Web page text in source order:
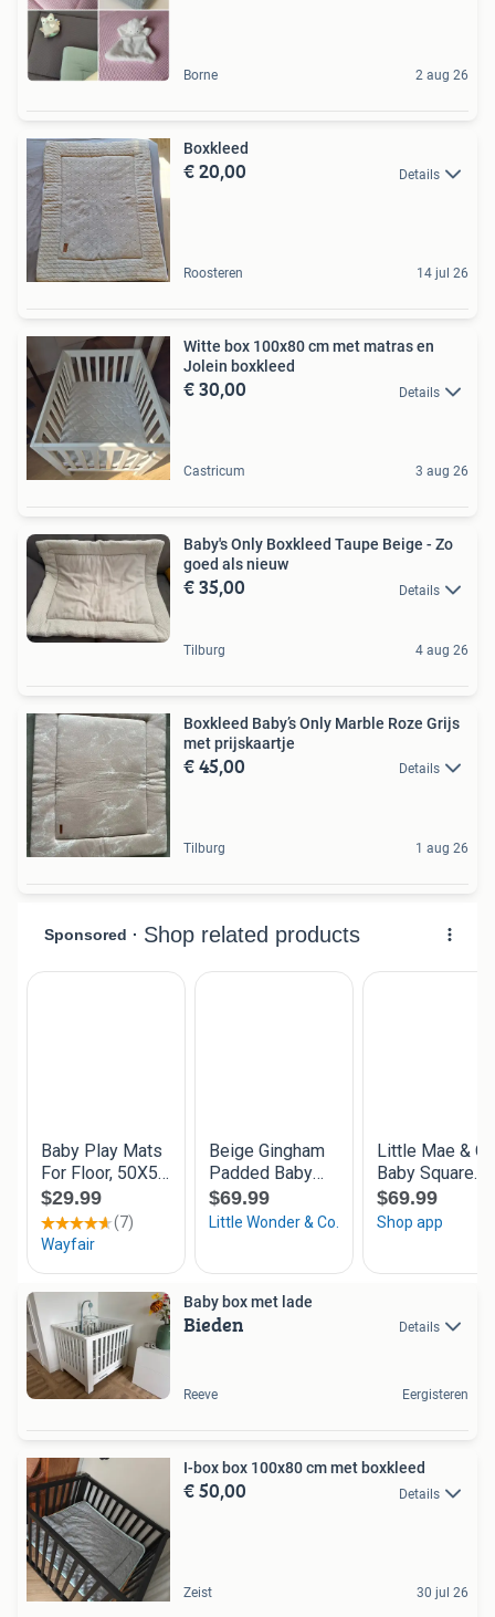
Borne 2 aug 26
Boxkleed
€ 20,00 Details
Roosteren 14 jul 26
Witte box 100x80 cm met matras en
Jolein boxkleed
€ 30,00 Details
Castricum 3 aug 26
Baby's Only Boxkleed Taupe Beige - Zo
goed als nieuw
€ 35,00 Details
Tilburg 4 aug 26
Boxkleed Baby’s Only Marble Roze Grijs
met prijskaartje
€ 45,00 Details
Tilburg 1 aug 26
Baby box met lade
Bieden Details
Reeve Eergisteren
I-box box 100x80 cm met boxkleed
€ 50,00 Details
Zeist 30 jul 26